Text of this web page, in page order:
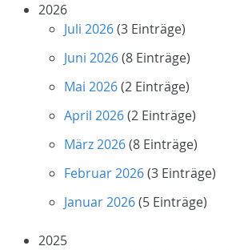
2026
Juli 2026(3 Einträge)
Juni 2026(8 Einträge)
Mai 2026(2 Einträge)
April 2026(2 Einträge)
März 2026(8 Einträge)
Februar 2026(3 Einträge)
Januar 2026(5 Einträge)
2025